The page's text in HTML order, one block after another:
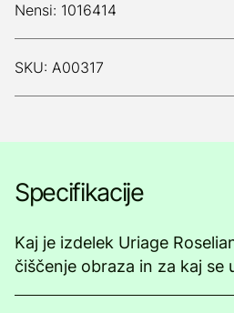
Nensi: 1016414
SKU: A00317
Specifikacije
Kaj je izdelek Uriage
čiščenje obraza in za kaj se